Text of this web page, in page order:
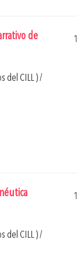
de
del CILL ) /
del CILL ) /